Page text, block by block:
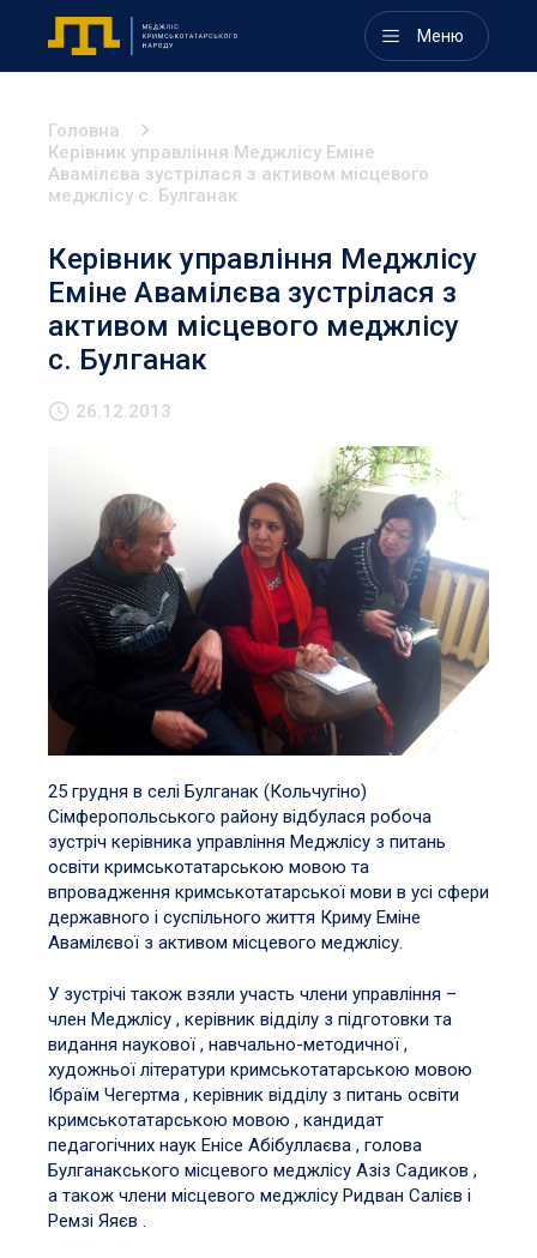
Меню
Головна
Керівник управління Меджлісу Еміне
Авамілєва зустрілася з активом місцевого
меджлісу с. Булганак
Керівник управління Меджлісу
Еміне Авамілєва зустрілася з
активом місцевого меджлісу
с. Булганак
26.12.2013
25 грудня в селі Булганак (Кольчугіно)
Сімферопольського району відбулася робоча
зустріч керівника управління Меджлісу з питань
освіти кримськотатарською мовою та
впровадження кримськотатарської мови в усі сфери
державного і суспільного життя Криму Еміне
Авамілєвої з активом місцевого меджлісу.
У зустрічі також взяли участь члени управління –
член Меджлісу , керівник відділу з підготовки та
видання наукової , навчально-методичної ,
художньої літератури кримськотатарською мовою
Ібраїм Чегертма , керівник відділу з питань освіти
кримськотатарською мовою , кандидат
педагогічних наук Енісе Абібуллаєва , голова
Булганакського місцевого меджлісу Азіз Садиков ,
а також члени місцевого меджлісу Ридван Салієв і
Ремзі Яяєв .